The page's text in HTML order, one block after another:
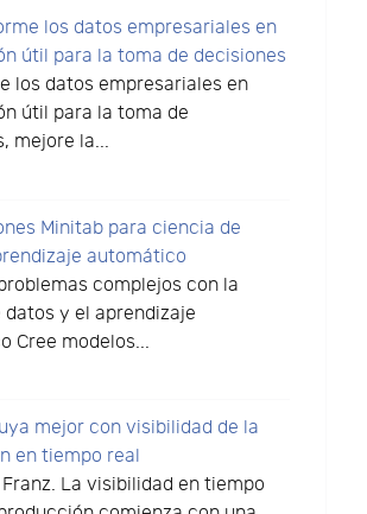
los datos empresariales en
útil para la toma de decisiones
los datos empresariales en
útil para la toma de
mejore la...
Minitab para ciencia de
automático
complejos con la
datos y el aprendizaje
Cree modelos...
mejor con visibilidad de la
en tiempo real
La visibilidad en tiempo